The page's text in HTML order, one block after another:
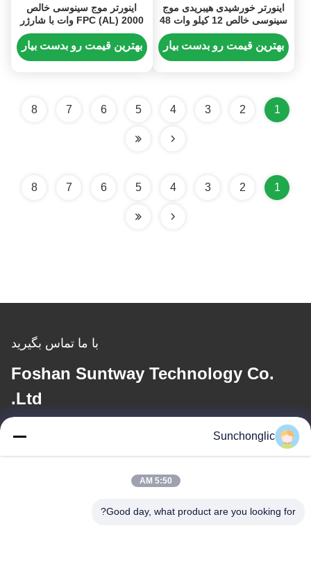
اینورتر خورشیدی هیبریدی موج
سینوسی خالص 12 کیلو وات 48
ولتی با شارژر MPPT و عملکرد
UPS
بهترین قیمت رو بدست بیار
اینورتر موج سینوسی خالص
FPC (AL) 2000 وات با شارژر
باتری 200 آمپر برای تبدیل برق
DC به AC
بهترین قیمت رو بدست بیار
1
2
3
4
5
6
7
8
1
2
3
4
5
6
7
8
با ما تماس بگیرید
Foshan Suntway Technology Co.
Ltd.
ایمیل Sunchonglic
5:50 AM
Good day, what product are you looking for?